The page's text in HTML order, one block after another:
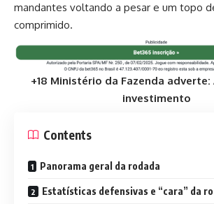
mandantes voltando a pesar e um topo
comprimido.
+18 Ministério da Fazenda
investimento
Contents
Panorama geral da rodada
Estatísticas defensivas e “cara” da